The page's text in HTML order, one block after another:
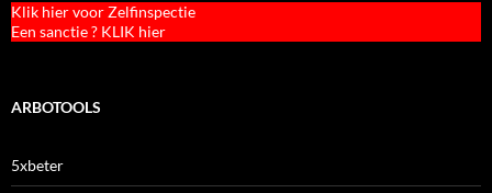
Klik hier voor Zelfinspectie
Een sanctie ? KLIK hier
ARBOTOOLS
5xbeter